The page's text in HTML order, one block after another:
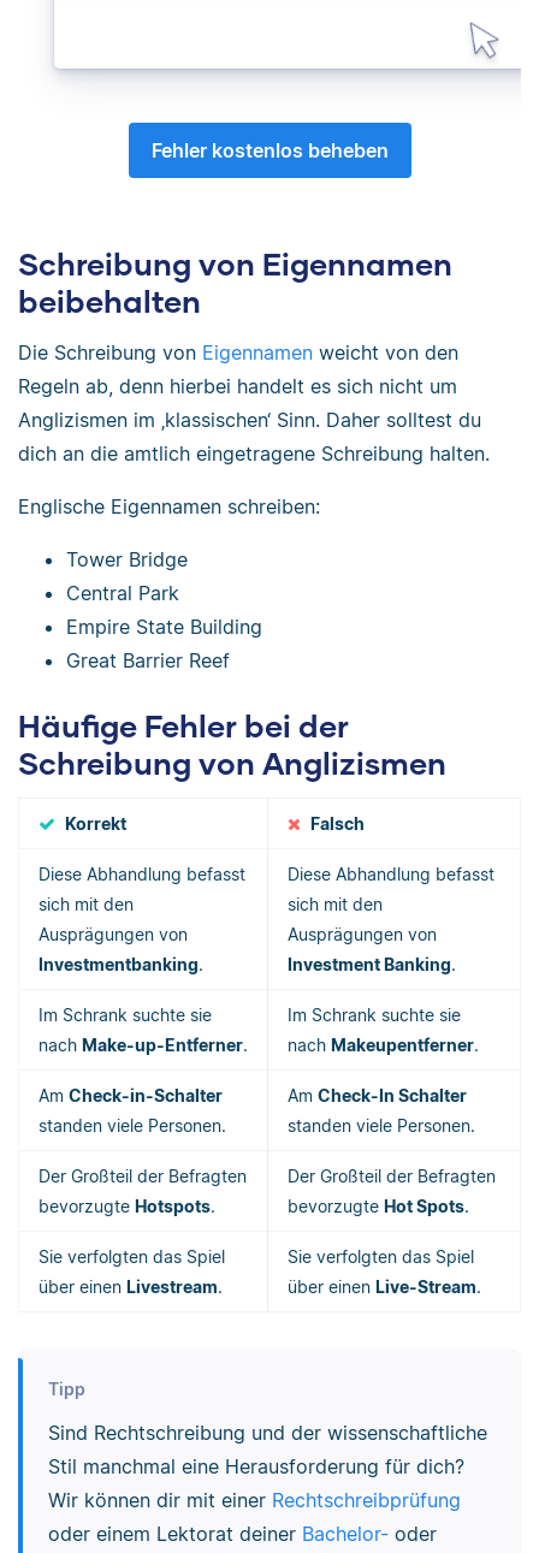
Fehler kostenlos beheben
Schreibung von Eigennamen
beibehalten
Die Schreibung von Eigennamen weicht von den
Regeln ab, denn hierbei handelt es sich nicht um
Anglizismen im ‚klassischen‘ Sinn. Daher solltest du
dich an die amtlich eingetragene Schreibung halten.
Englische Eigennamen schreiben:
Tower Bridge
Central Park
Empire State Building
Great Barrier Reef
Häufige Fehler bei der
Schreibung von Anglizismen
Korrekt Falsch
Diese Abhandlung befasst
sich mit den
Ausprägungen von
Investmentbanking.
Diese Abhandlung befasst
sich mit den
Ausprägungen von
Investment Banking.
Im Schrank suchte sie
nach Make-up-Entferner.
Im Schrank suchte sie
nach Makeupentferner.
Am Check-in-Schalter
standen viele Personen.
Am Check-In Schalter
standen viele Personen.
Der Großteil der Befragten
bevorzugte Hotspots.
Der Großteil der Befragten
bevorzugte Hot Spots.
Sie verfolgten das Spiel
über einen Livestream.
Sie verfolgten das Spiel
über einen Live-Stream.
Tipp
Sind Rechtschreibung und der wissenschaftliche
Stil manchmal eine Herausforderung für dich?
Wir können dir mit einer Rechtschreibprüfung
oder einem Lektorat deiner Bachelor-oder